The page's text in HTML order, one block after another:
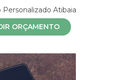
Personalizado Atibaia
ORÇAMENTO